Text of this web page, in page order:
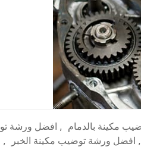
مكينة بالدمام , افضل ورشة تو
, افضل ورشة توضيب مكينة الخبر
,